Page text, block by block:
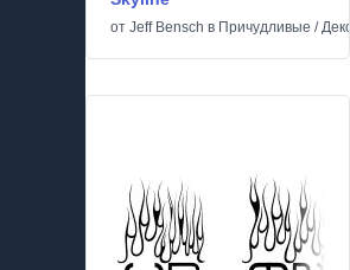
от Jeff Bensch в Причудливые /